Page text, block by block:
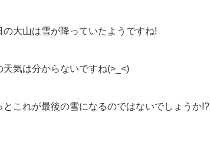
の大山は雪が降っていたようですね!
天気は分からないですね(>_<)
とこれが最後の雪になるのではないでしょうか!?